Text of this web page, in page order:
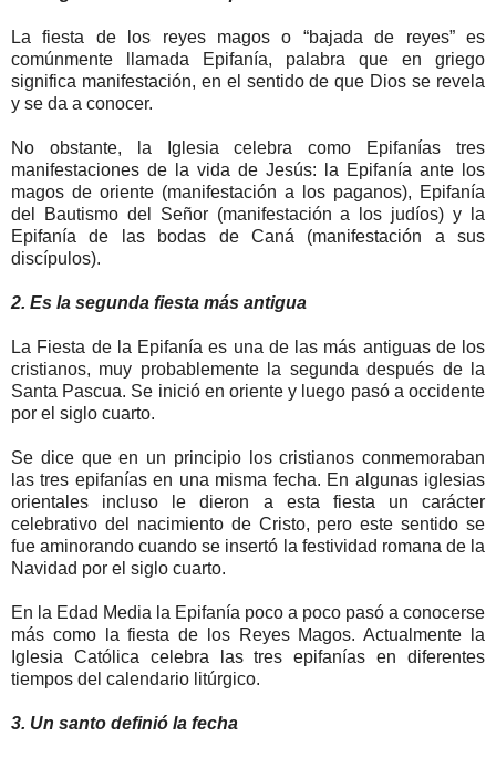
La fiesta de los reyes magos o “bajada de reyes” es
comúnmente llamada Epifanía, palabra que en griego
significa manifestación, en el sentido de que Dios se revela
y se da a conocer.
No obstante, la Iglesia celebra como Epifanías tres
manifestaciones de la vida de Jesús: la Epifanía ante los
magos de oriente (manifestación a los paganos), Epifanía
del Bautismo del Señor (manifestación a los judíos) y la
Epifanía de las bodas de Caná (manifestación a sus
discípulos).
2. Es la segunda fiesta más antigua
La Fiesta de la Epifanía es una de las más antiguas de los
cristianos, muy probablemente la segunda después de la
Santa Pascua. Se inició en oriente y luego pasó a occidente
por el siglo cuarto.
Se dice que en un principio los cristianos conmemoraban
las tres epifanías en una misma fecha. En algunas iglesias
orientales incluso le dieron a esta fiesta un carácter
celebrativo del nacimiento de Cristo, pero este sentido se
fue aminorando cuando se insertó la festividad romana de la
Navidad por el siglo cuarto.
En la Edad Media la Epifanía poco a poco pasó a conocerse
más como la fiesta de los Reyes Magos. Actualmente la
Iglesia Católica celebra las tres epifanías en diferentes
tiempos del calendario litúrgico.
3. Un santo definió la fecha